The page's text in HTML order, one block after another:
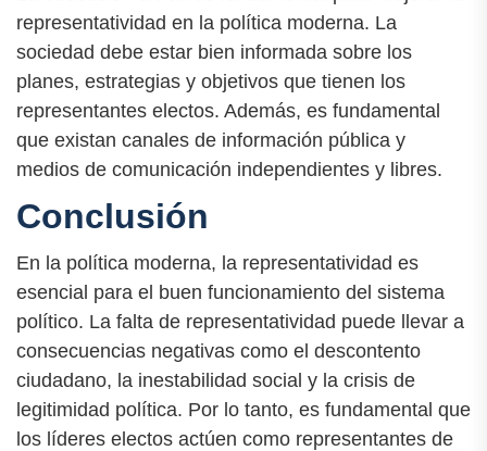
representatividad en la política moderna. La
sociedad debe estar bien informada sobre los
planes, estrategias y objetivos que tienen los
representantes electos. Además, es fundamental
que existan canales de información pública y
medios de comunicación independientes y libres.
Conclusión
En la política moderna, la representatividad es
esencial para el buen funcionamiento del sistema
político. La falta de representatividad puede llevar a
consecuencias negativas como el descontento
ciudadano, la inestabilidad social y la crisis de
legitimidad política. Por lo tanto, es fundamental que
los líderes electos actúen como representantes de